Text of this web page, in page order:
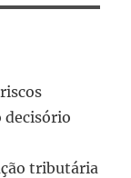
decisório
tributária